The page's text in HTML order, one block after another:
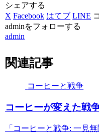
シェアする
X Facebook はてブ LINE
adminをフォローする
admin
関連記事
コーヒーと戦争
コーヒーが変えた戦
「コーヒーと戦争: 一見